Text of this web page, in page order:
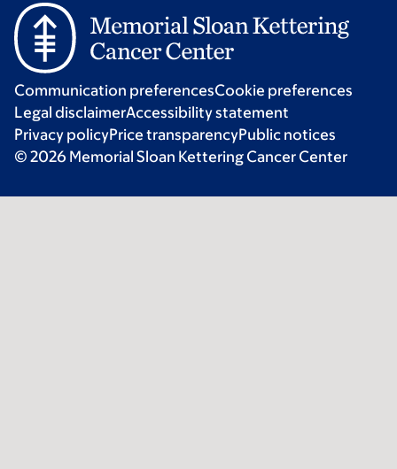
Communication preferencesCookie preferences
Legal disclaimerAccessibility statement
Privacy policyPrice transparencyPublic notices
© 2026 Memorial Sloan Kettering Cancer Center